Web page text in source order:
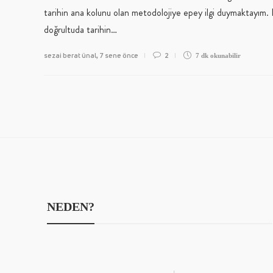
tarihin ana kolunu olan metodolojiye epey ilgi duymaktayım.
doğrultuda tarihin…
sezai berat ünal, 7 sene önce 2 7 dk okunabilir
NEDEN?